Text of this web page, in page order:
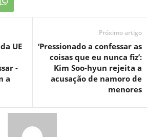
UE
-
a
Próximo artigo
‘Pressionado a confessar as
coisas que eu nunca fiz’:
Kim Soo-hyun rejeita a
acusação de namoro de
menores